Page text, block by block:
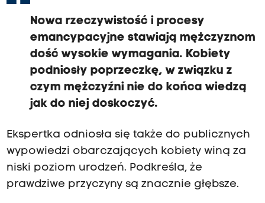
Nowa rzeczywistość i procesy
emancypacyjne stawiają mężczyznom
dość wysokie wymagania. Kobiety
podniosły poprzeczkę, w związku z
czym mężczyźni nie do końca wiedzą
jak do niej doskoczyć.
Ekspertka odniosła się także do publicznych
wypowiedzi obarczających kobiety winą za
niski poziom urodzeń. Podkreśla, że
prawdziwe przyczyny są znacznie głębsze.